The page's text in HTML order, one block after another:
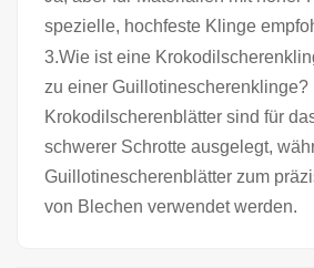
spezielle, hochfeste Klinge
3.Wie ist eine
zu einer Guillotinescherenklinge?
Krokodilscherenblätter sind für
schwerer Schrotte ausgelegt,
Guillotinescherenblätter zum
von Blechen verwendet werden.